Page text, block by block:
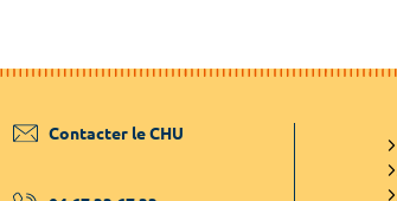
Contacter le CHU